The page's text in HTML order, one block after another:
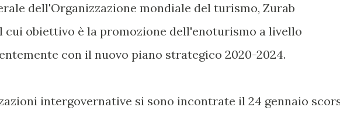
dell'Organizzazione mondiale del turismo, Zurab
cui obiettivo è la promozione dell'enoturismo a livello
con il nuovo piano strategico 2020-2024.
intergovernative si sono incontrate il 24 gennaio